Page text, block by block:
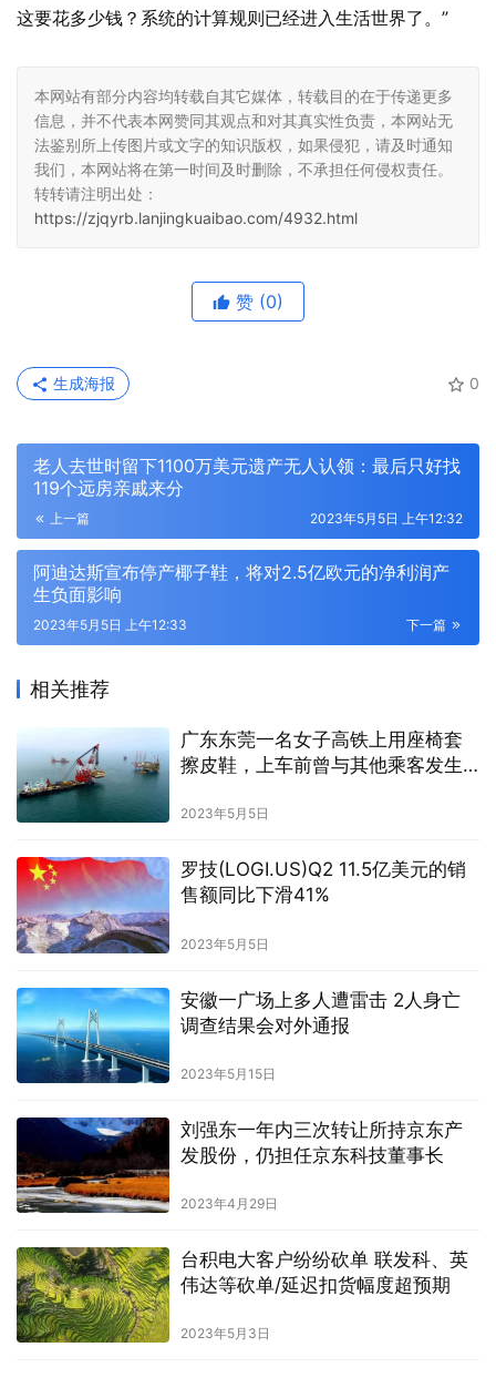
这要花多少钱？系统的计算规则已经进入生活世界了。”
本网站有部分内容均转载自其它媒体，转载目的在于传递更多
信息，并不代表本网赞同其观点和对其真实性负责，本网站无
法鉴别所上传图片或文字的知识版权，如果侵犯，请及时通知
我们，本网站将在第一时间及时删除，不承担任何侵权责任。
转转请注明出处：
https://zjqyrb.lanjingkuaibao.com/4932.html
赞 (0)
0
生成海报
老人去世时留下1100万美元遗产无人认领：最后只好找
119个远房亲戚来分
上一篇 2023年5月5日 上午12:32
阿迪达斯宣布停产椰子鞋，将对2.5亿欧元的净利润产
生负面影响
下一篇
2023年5月5日 上午12:33
相关推荐
广东东莞一名女子高铁上用座椅套
擦皮鞋，上车前曾与其他乘客发生
2023年5月5日
罗技(LOGI.US)Q2 11.5亿美元的销
售额同比下滑41%
2023年5月5日
安徽一广场上多人遭雷击 2人身亡
调查结果会对外通报
2023年5月15日
刘强东一年内三次转让所持京东产
发股份，仍担任京东科技董事长
2023年4月29日
台积电大客户纷纷砍单 联发科、英
伟达等砍单/延迟扣货幅度超预期
2023年5月3日